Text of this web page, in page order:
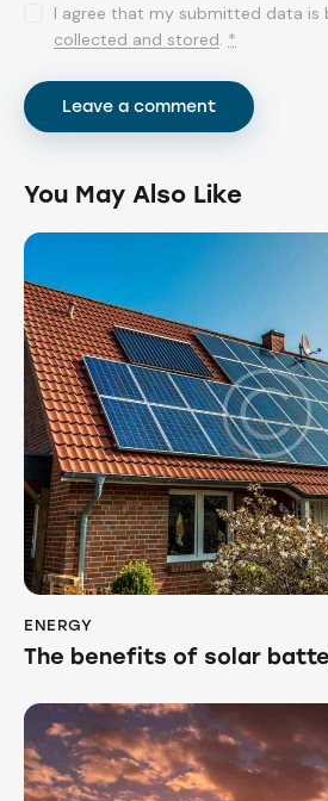
I agree that my submitted data is
collected and stored. *
You May Also Like
ENERGY
The benefits of solar